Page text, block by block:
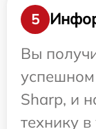
5
Вы
успешном
Sharp, и
технику